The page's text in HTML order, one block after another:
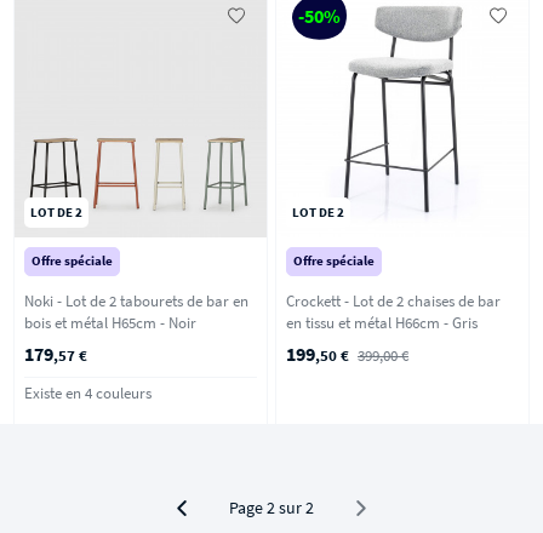
LOT DE 2
Offre spéciale
Noki - Lot de 2 tabourets de bar en
bois et métal H65cm - Noir
179,57 €
Existe en 4 couleurs
-50%
LOT DE 2
Offre spéciale
Crockett - Lot de 2 chaises de bar
en tissu et métal H66cm - Gris
199,50 € 399,00 €
Page 2 sur 2